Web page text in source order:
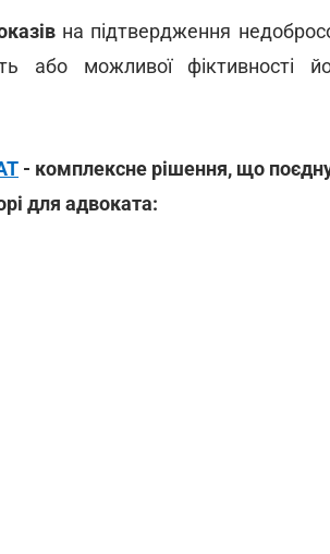
на підтвердження
або можливої фіктивності
- комплексне рішення, що
для адвоката: